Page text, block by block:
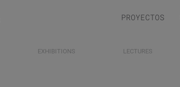
PROYECTOS
EXHIBITIONS LECTURES